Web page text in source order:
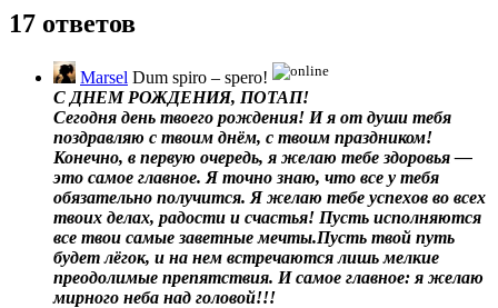
17 ответов
Marsel Dum spiro – spero!
С ДНЕМ РОЖДЕНИЯ, ПОТАП!
Сегодня день твоего рождения! И я от души тебя
поздравляю с твоим днём, с твоим праздником!
Конечно, в первую очередь, я желаю тебе здоровья —
это самое главное. Я точно знаю, что все у тебя
обязательно получится. Я желаю тебе успехов во всех
твоих делах, радости и счастья! Пусть исполняются
все твои самые заветные мечты.Пусть твой путь
будет лёгок, и на нем встречаются лишь мелкие
преодолимые препятствия. И самое главное: я желаю
мирного неба над головой!!!